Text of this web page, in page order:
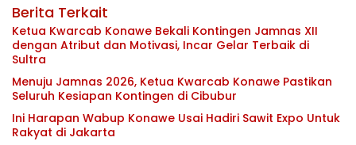
Berita Terkait
Ketua Kwarcab Konawe Bekali Kontingen Jamnas XII
dengan Atribut dan Motivasi, Incar Gelar Terbaik di
Sultra
Menuju Jamnas 2026, Ketua Kwarcab Konawe Pastikan
Seluruh Kesiapan Kontingen di Cibubur
Ini Harapan Wabup Konawe Usai Hadiri Sawit Expo Untuk
Rakyat di Jakarta